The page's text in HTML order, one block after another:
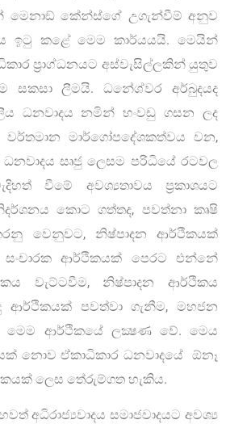
මෙනාඞ් කේන්ස්ගේ උගැන්වීම් අනුව
ඉටු කළේ මෙම කාර්යයයි. මෙයින්
ප්‍රාග්ධනයට අස්වැසිල්ලකින් යුතුව
සකසා ලීමයි. ධනේශ්වර අර්බුදයද
ධනවාදය නමින් හංවඩු ගසන ලද
වර්තමාන මාර්ගෝපදේශකත්වය වන,
සෘජු ලෙසම පරිධියේ රටවල
වීමේ අවශ්‍යතාවය ප‍්‍රකාශයට
කොට ගත්තද, පවත්නා කෘෂි
වෙනුවට, නිෂ්පාදන ආර්ථිකයක්
ආර්ථිකයක් පෙරට එන්නේ
වැට්ටවීම, නිෂ්පාදන ආර්ථිකය
පවත්වා ගැනීම, මහජන
මෙම ආර්ථිකයේ ලක්‍ෂණ වේ. මෙය
නොව ඒකාධිකාර ධනවාදයේ ඕනෑ
ලෙස තේරුම්ගත හැකිය.
අධිරාජ්‍යවාදය සමාජවාදයට අවශ්‍ය